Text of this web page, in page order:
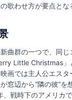
歌わせ方が要点とな
曲群の一つで、同
Little Christmas」
画では主人公エスタ
窓辺から“隣の彼”を
、戦時下のアメリカ